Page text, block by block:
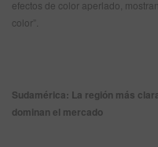
efectos de color aperlado,
color”.
Sudamérica: La región más
dominan el mercado